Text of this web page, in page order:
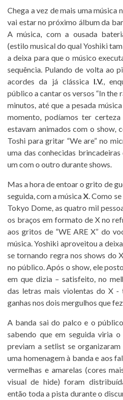
Chega a vez de mais uma música
vai estar no próximo álbum da
A música, com a ousada
(estilo musical do qual Yoshiki
a deixa para que o músico
sequência. Pulando de volta ao
acordes da já clássica I.V.,
público a cantar os versos “In the
minutos, até que a pesada
momento, podíamos ter
estavam animados com o show,
Toshi para gritar “We are” no
uma das conhecidas
um com o outro durante shows.
Mas a hora de entoar o grito de
seguida, com a músicaX. Como
Tokyo Dome, as quatro mil
os braços em formato de X no
aos gritos de “WE ARE X” do
música. Yoshiki aproveitou a
se tornando regra nos shows do
no público. Após o show, ele
em que dizia – satisfeito, no
das letras mais violentas do X
ganhas nos dois mergulhos que
A banda sai do palco e o
sabendo que em seguida viria
previam a setlist se
uma homenagem à banda e aos
vermelhas e amarelas (cores
visual de hide) foram
então toda a pista durante o